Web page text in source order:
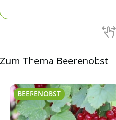
Die nachstehende Liste gibt
Zum Thema Beerenobst
BEERENOBST